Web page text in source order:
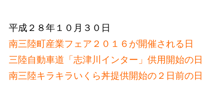
平成２８年１０月３０日
南三陸町産業フェア２０１６が開催される日
三陸自動車道「志津川インター」供用開始の日
南三陸キラキラいくら丼提供開始の２日前の日